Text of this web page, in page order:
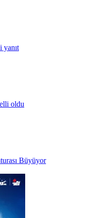
yanıt
oldu
Büyüyor